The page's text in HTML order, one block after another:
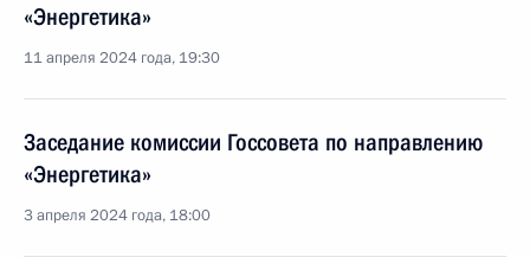
«Энергетика»
11 апреля 2024 года, 19:30
Заседание комиссии Госсовета по направлению
«Энергетика»
3 апреля 2024 года, 18:00